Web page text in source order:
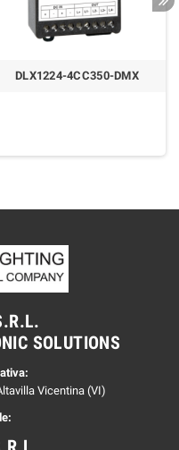
DLX1224-4CC350-DMX
SOLUTIONS
Vicentina (VI)